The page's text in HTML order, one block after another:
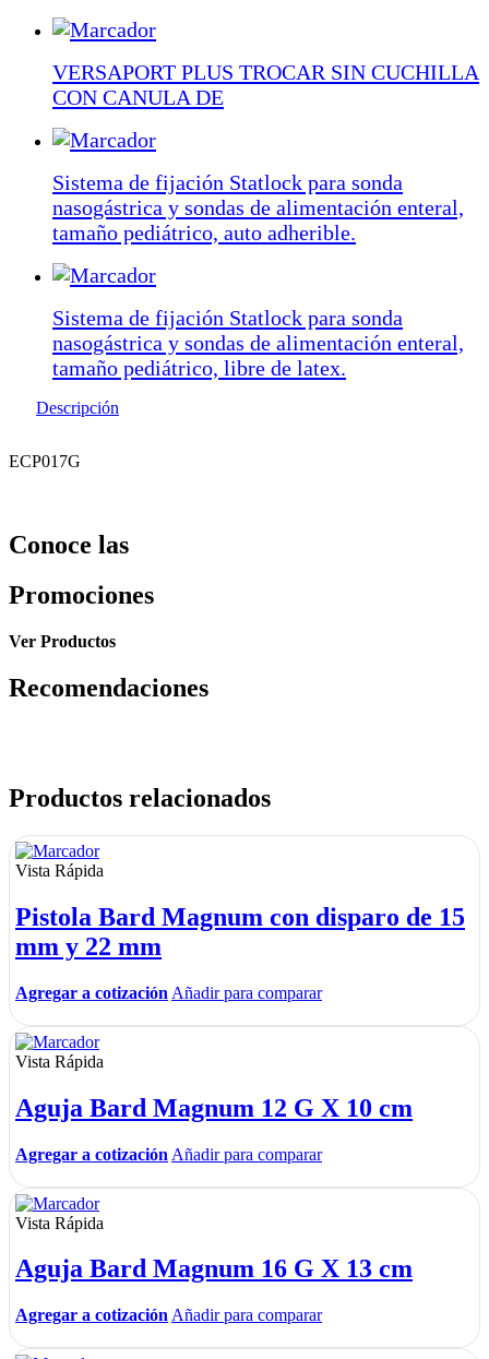
VERSAPORT PLUS TROCAR SIN CUCHILLA
CON CANULA DE
Sistema de fijación Statlock para sonda
nasogástrica y sondas de alimentación enteral,
tamaño pediátrico, auto adherible.
Sistema de fijación Statlock para sonda
nasogástrica y sondas de alimentación enteral,
tamaño pediátrico, libre de latex.
Descripción
ECP017G
Conoce las
Promociones
Ver Productos
Recomendaciones
Productos relacionados
Vista Rápida
Pistola Bard Magnum con disparo de 15
mm y 22 mm
Agregar a cotización Añadir para comparar
Vista Rápida
Aguja Bard Magnum 12 G X 10 cm
Agregar a cotización Añadir para comparar
Vista Rápida
Aguja Bard Magnum 16 G X 13 cm
Agregar a cotización Añadir para comparar